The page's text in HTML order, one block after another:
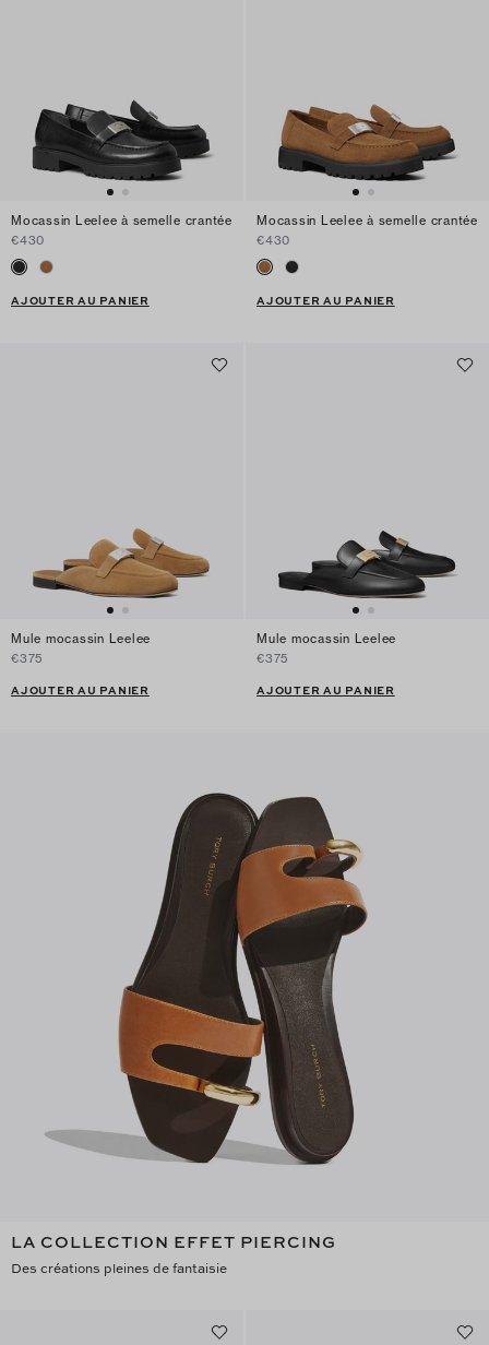
Mocassin Leelee à semelle crantée
€430
AJOUTER AU PANIER
Mocassin Leelee à semelle crantée
€430
AJOUTER AU PANIER
Mule mocassin Leelee
€375
AJOUTER AU PANIER
Mule mocassin Leelee
€375
AJOUTER AU PANIER
LA COLLECTION EFFET PIERCING
Des créations pleines de fantaisie